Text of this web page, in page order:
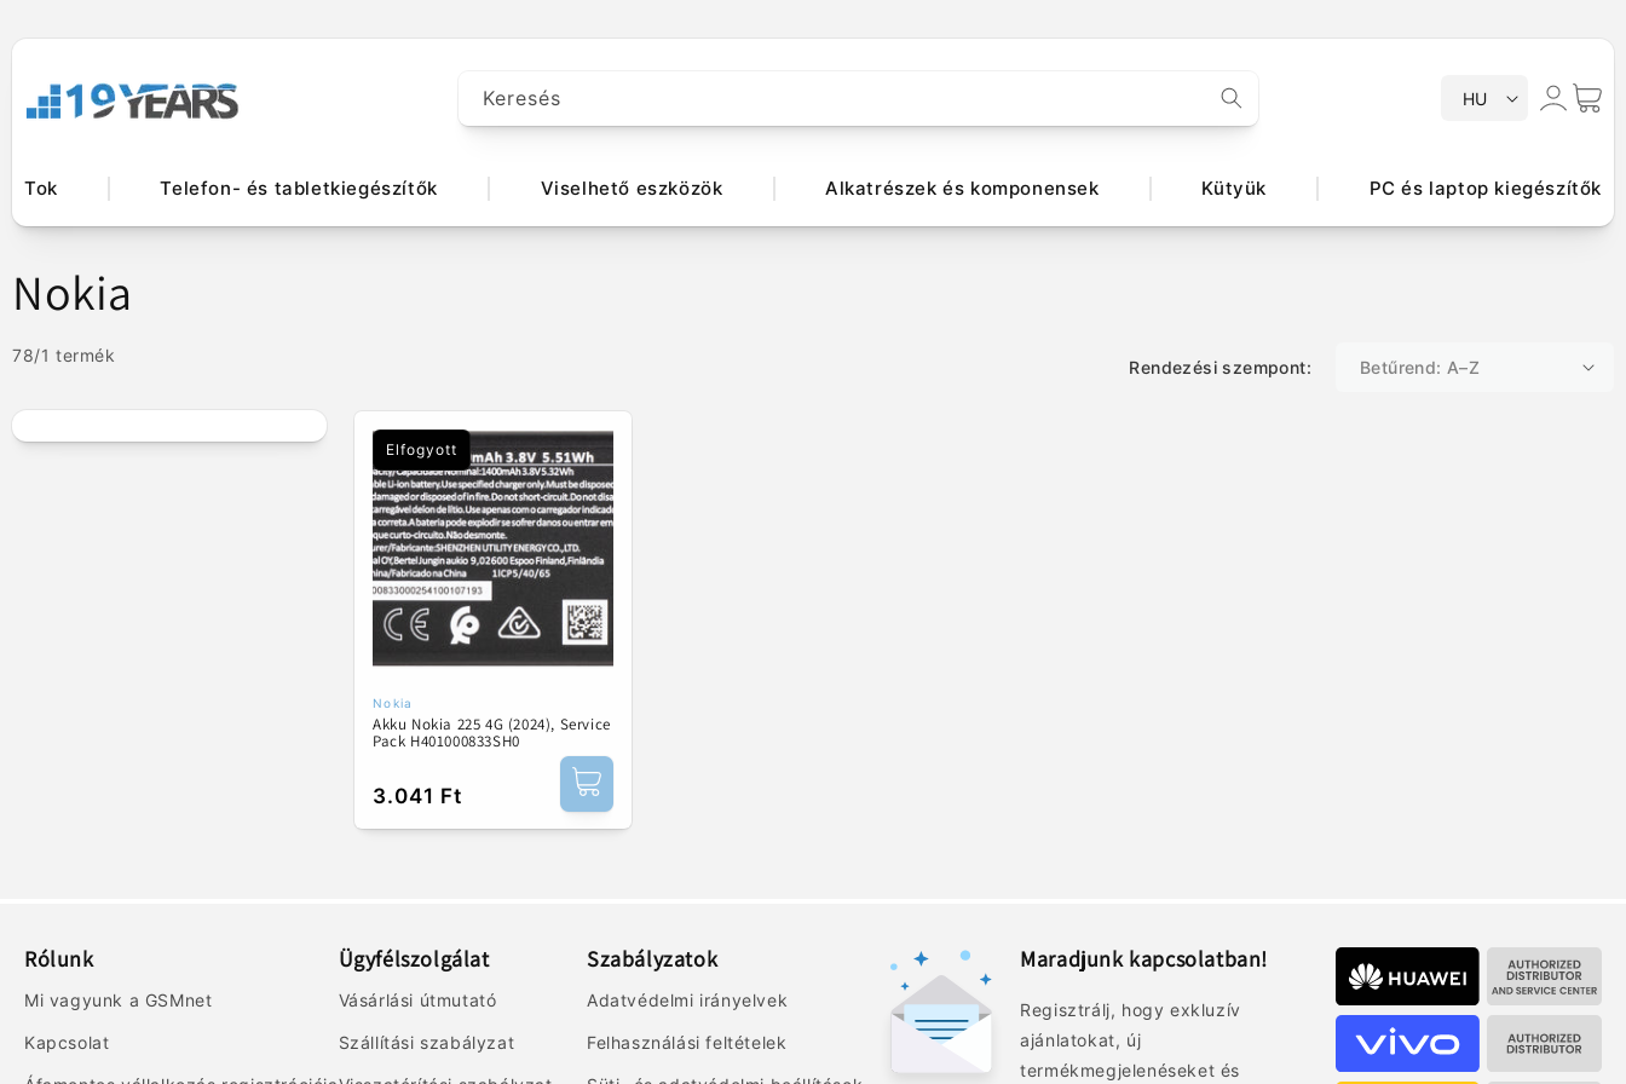
Keresés
l
HUBejelentkezés
Kosár
Tok Telefon- és tabletkiegészítők Viselhető eszközök Alkatrészek és komponensek Kütyük PC és laptop kiegészítők
K
o
l
l
Nokia
78/1 termék
Rendezési szempont:
Elfogyott
Forgalmazó:
Nokia
Akku Nokia 225 4G (2024), Service
Pack H401000833SH0
Normál
ár
3.041 Ft
Rólunk
Mi vagyunk a GSMnet
Kapcsolat
Ügyfélszolgálat
Vásárlási útmutató
Szállítási szabályzat
Szabályzatok
Adatvédelmi irányelvek
Felhasználási feltételek
Maradjunk kapcsolatban!
Regisztrálj, hogy exkluzív
ajánlatokat, új
termékmegjelenéseket és